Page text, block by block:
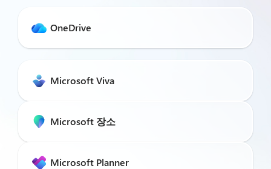
OneDrive
Microsoft Viva
Microsoft 장소
Microsoft Planner